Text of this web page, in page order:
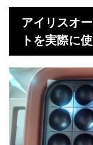
アイリスオ
トを実際に